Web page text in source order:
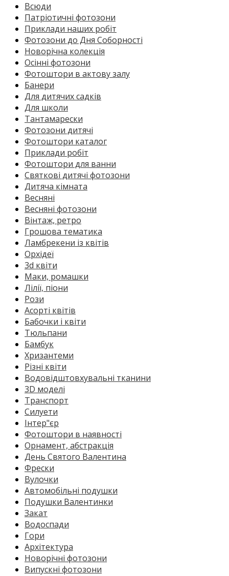
Всюди
Патріотичні фотозони
Приклади наших робіт
Фотозони до Дня Соборності
Новорічна колекція
Осінні фотозони
Фотоштори в актову залу
Банери
Для дитячих садків
Для школи
Тантамарески
Фотозони дитячі
Фотоштори каталог
Приклади робіт
Фотоштори для ванни
Святкові дитячі фотозони
Дитяча кімната
Весняні
Весняні фотозони
Вінтаж, ретро
Грошова тематика
Ламбрекени із квітів
Орхідеї
3d квіти
Маки, ромашки
Лілії, піони
Рози
Асорті квітів
Бабочки і квіти
Тюльпани
Бамбук
Хризантеми
Різні квіти
Водовідштовхувальні тканини
3D моделі
Транспорт
Силуети
Інтер"єр
Фотоштори в наявності
Орнамент, абстракція
День Святого Валентина
Фрески
Вулочки
Автомобільні подушки
Подушки Валентинки
Закат
Водоспади
Гори
Архітектура
Новорічні фотозони
Випускні фотозони